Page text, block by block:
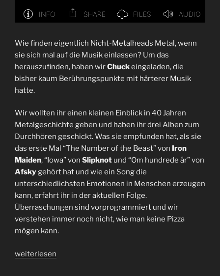
Wie finden eigentlich Nicht-Metalheads Metal, wenn
sie sich mal auf die Musik einlassen? Um das
herauszufinden, haben wirChuckeingeladen, die
bisher kaum Berührungspunkte mit härterer Musik
hatte.
Wir wollten ihr einen kleinen Einblick in 40 Jahren
Metalgeschichte geben und haben ihr drei Alben zum
Durchhören geschickt. Was sie empfunden hat, als sie
das erste Mal “The Number of the Beast” von Iron
Maiden, “Iowa” von Slipknot und “Om hundrede år” von
Afskygehört hat und wie ein Song die
unterschiedlichsten Emotionen in Menschen erzeugen
kann, erfahrt ihr in der aktuellen Folge.
Überraschungen sind vorprogrammiert und wir
verstehen immer noch nicht, wie man keine Pizza
mögen kann.
„Ich
weiterlesen